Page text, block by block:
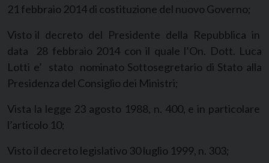
21 febbraio 2014 di costituzione del nuovo Governo;
Visto il decreto del Presidente della Repubblica in
data 28 febbraio 2014 con il quale l’On. Dott. Luca
Lotti e’ stato nominato Sottosegretario di Stato alla
Presidenza del Consiglio dei Ministri;
Vista la legge 23 agosto 1988, n. 400, e in particolare
l’articolo 10;
Visto il decreto legislativo 30 luglio 1999, n. 303;